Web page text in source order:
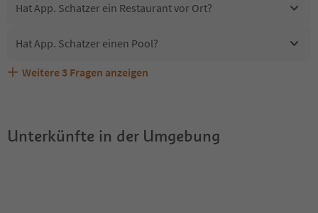
Hat App. Schatzer ein Restaurant vor Ort?
Hat App. Schatzer einen Pool?
Sind Haustiere in der Unterkunft App. Schatzer erlaubt?
Welche Services bietet App. Schatzer?
Erhalten die Gäste von App. Schatzer einen Südtirol
Weitere 3 Fragen anzeigen
Unterkünfte in der Umgebung